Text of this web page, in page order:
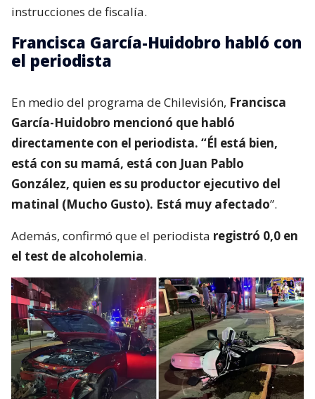
instrucciones de fiscalía.
Francisca García-Huidobro habló con
el periodista
En medio del programa de Chilevisión, Francisca
García-Huidobro mencionó que habló
directamente con el periodista. “Él está bien,
está con su mamá, está con Juan Pablo
González, quien es su productor ejecutivo del
matinal (Mucho Gusto). Está muy afectado”.
Además, confirmó que el periodista registró 0,0 en
el test de alcoholemia.